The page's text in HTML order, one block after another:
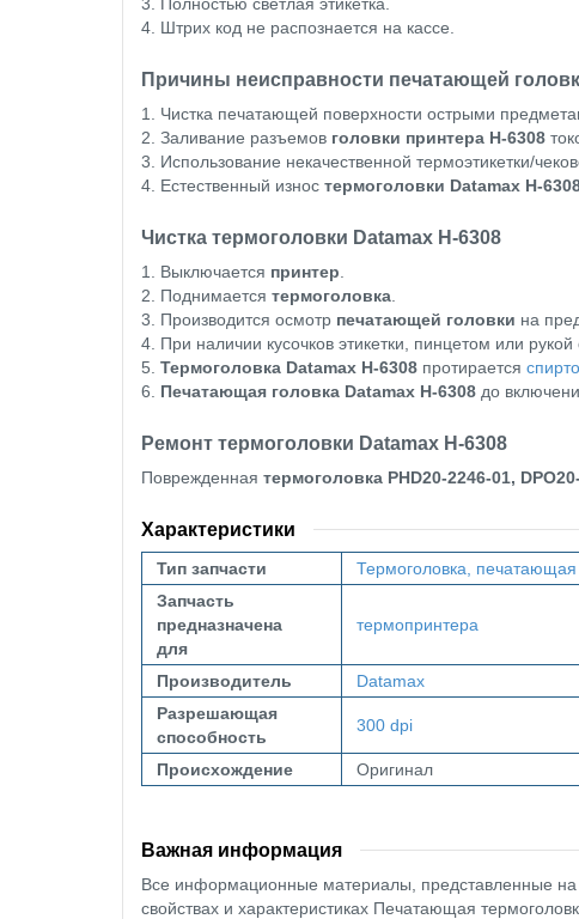
4. Штрих код не распознается на кассе.
Причины неисправности печатающей
1. Чистка печатающей поверхности острыми
2. Заливание разъемов головки принтера H-6308
3. Использование некачественной термоэтикетки/
4. Естественный износ термоголовки Datamax H-
Чистка термоголовки Datamax H-6308
1. Выключается принтер
2. Поднимается термоголовка
3. Производится осмотр печатающей головки на
4. При наличии кусочков этикетки, пинцетом или рукой
5. Термоголовка Datamax H-6308 протирается
6. Печатающая головка Datamax H-6308 до
Ремонт термоголовки Datamax H-6308
Поврежденная термоголовка PHD20-2246-01,
Характеристики
Тип запчасти
Термоголовка, печатающая
Запчасть
предназначена
для
термопринтера
Производитель
Datamax
Разрешающая
способность
300 dpi
Происхождение Оригинал
Важная информация
Все информационные материалы, представленные
свойствах и характеристиках Печатающая